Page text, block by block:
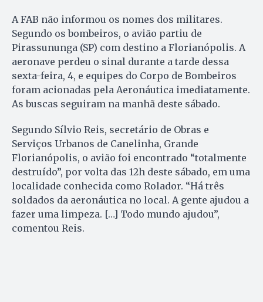
A FAB não informou os nomes dos militares.
Segundo os bombeiros, o avião partiu de
Pirassununga (SP) com destino a Florianópolis. A
aeronave perdeu o sinal durante a tarde dessa
sexta-feira, 4, e equipes do Corpo de Bombeiros
foram acionadas pela Aeronáutica imediatamente.
As buscas seguiram na manhã deste sábado.
Segundo Sílvio Reis, secretário de Obras e
Serviços Urbanos de Canelinha, Grande
Florianópolis, o avião foi encontrado “totalmente
destruído”, por volta das 12h deste sábado, em uma
localidade conhecida como Rolador. “Há três
soldados da aeronáutica no local. A gente ajudou a
fazer uma limpeza. […] Todo mundo ajudou”,
comentou Reis.